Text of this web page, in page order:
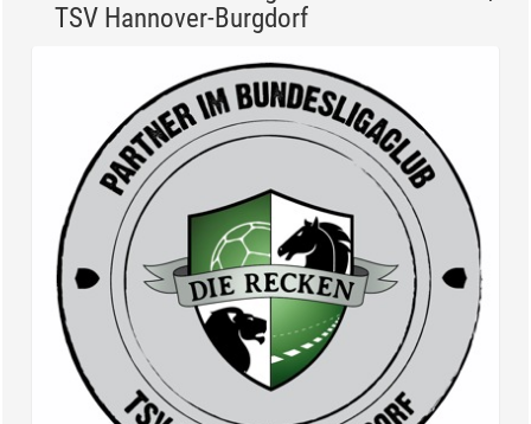
TSV Hannover-Burgdorf